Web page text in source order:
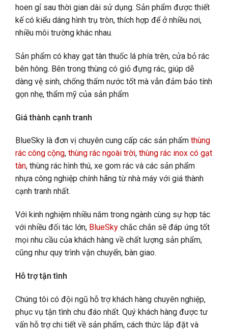
hoen gỉ sau thời gian dài sử dụng. Sản phẩm được thiết
kế có kiểu dáng hình trụ tròn, thích hợp để ở nhiều nơi,
nhiều môi trường khác nhau.
Sản phẩm có khay gạt tàn thuốc lá phía trên, cửa bỏ rác
bên hông. Bên trong thùng có giỏ đựng rác, giúp dễ
dàng vệ sinh, chống thấm nước tốt mà vẫn đảm bảo tính
gọn nhẹ, thẩm mỹ của sản phẩm
Giá thành cạnh tranh
BlueSky là đơn vị chuyên cung cấp các sản phẩm thùng
rác công cộng, thùng rác ngoài trời, thùng rác inox có gạt
tàn, thùng rác hình thú, xe gom rác và các sản phẩm
nhựa công nghiệp chính hãng từ nhà máy với giá thành
cạnh tranh nhất.
Với kinh nghiệm nhiều năm trong ngành cùng sự hợp tác
với nhiều đối tác lớn, BlueSky chắc chắn sẽ đáp ứng tốt
mọi nhu cầu của khách hàng về chất lượng sản phẩm,
cũng như quy trình vận chuyển, bàn giao.
Hỗ trợ tận tình
Chúng tôi có đội ngũ hỗ trợ khách hàng chuyên nghiệp,
phục vụ tận tình chu đáo nhất. Quý khách hàng được tư
vấn hỗ trợ chi tiết về sản phẩm, cách thức lắp đặt và